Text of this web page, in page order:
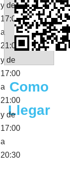
y de
17:00
a
21:00
y de
17:00
a
21:00
y de
17:00
a
20:30
Como
Llegar